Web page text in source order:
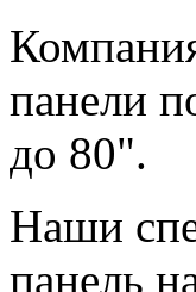
панели
до 80".
Наши
панель